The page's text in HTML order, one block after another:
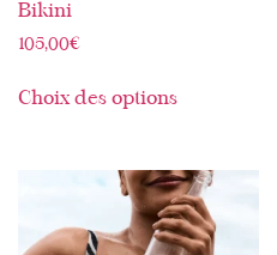
Bikini
105,00€
Choix des options